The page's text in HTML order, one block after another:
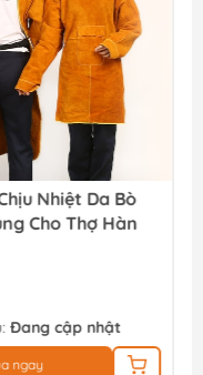
Nhiệt Da Bò
Cho Thợ Hàn
Đang cập nhật
ngay